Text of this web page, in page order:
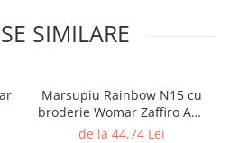
SIMILARE
Marsupiu Rainbow N15 cu
broderie Womar Zaffiro AN-
NZ-15E
de la 44,74 Lei